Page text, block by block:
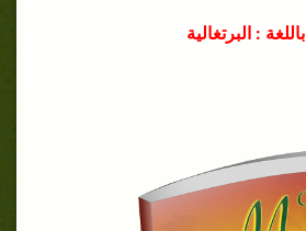
باللغة : البرتغالية